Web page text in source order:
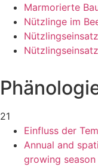
Marmorierte
Nützlinge im
21
Einfluss der
Annual and
growing